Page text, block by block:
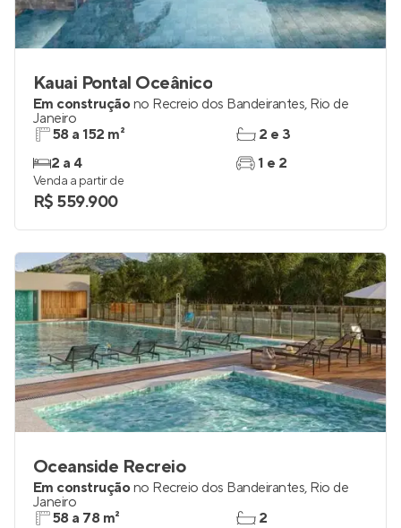
Kauai Pontal Oceânico
Em construçãono Recreio dos Bandeirantes, Rio de
Janeiro
58 a 152 m²
2 a 4
2 e 3
1 e 2
Venda a partir de
R$ 559.900
Oceanside Recreio
Em construçãono Recreio dos Bandeirantes, Rio de
Janeiro
58 a 78 m²
2